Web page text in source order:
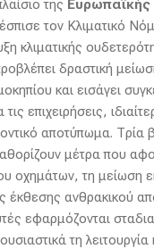
της Ευρωπαϊκής
τον Κλιματικό
κλιματικής
δραστική
και εισάγει
επιχειρήσεις,
αποτύπωμα. Τρία
μέτρα που
οχημάτων, τη μείωση
έκθεσης ανθρακικού
εφαρμόζονται
τη λειτουργία